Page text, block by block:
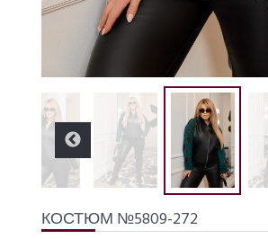
КОСТЮМ №5809-272